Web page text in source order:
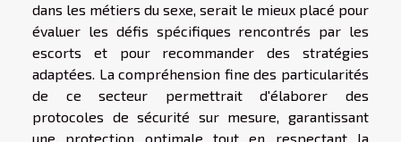
dans les métiers du sexe, serait le mieux placé pour
évaluer les défis spécifiques rencontrés par les
escorts et pour recommander des stratégies
adaptées. La compréhension fine des particularités
de ce secteur permettrait d'élaborer des
protocoles de sécurité sur mesure, garantissant
une protection optimale tout en respectant la